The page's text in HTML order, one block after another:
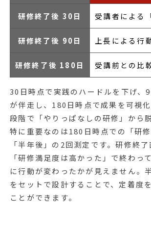
研修終了後 30日 受講者による
研修終了後 90日 上長による行
研修終了後 180日 受講前との比
30日時点で実践のハードルを下げ、
が伴走し、180日時点で成果を可視
段階で「やりっぱなしの研修」から
特に重要なのは180日時点での「研
「半年後」の2回測定です。研修終
「研修満足度は高かった」で終わっ
に行動が変わったかが見えません。
をセットで設計することで、定着度
ことができます。